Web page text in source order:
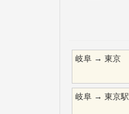
岐阜 → 東京
岐阜 → 東京駅